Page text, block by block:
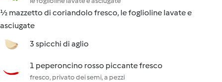
½ mazzetto di coriandolo fresco, le foglioline lavate e
asciugate
3 spicchi di aglio
1 peperoncino rosso piccante fresco
fresco, privato dei semi, a pezzi